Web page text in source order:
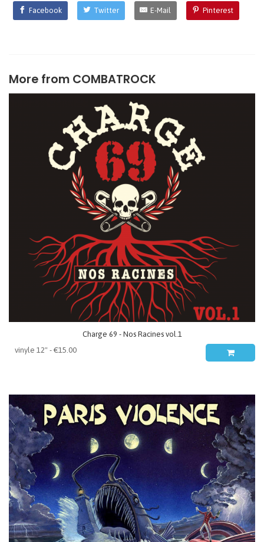
Facebook Twitter E-Mail Pinterest
More from COMBATROCK
Charge 69 - Nos Racines vol.1